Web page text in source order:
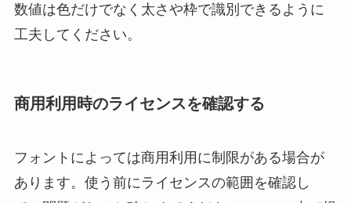
数値は色だけでなく太さや枠で識別できるように
工夫してください。
商用利用時のライセンスを確認する
フォントによっては商用利用に制限がある場合が
あります。使う前にライセンスの範囲を確認し